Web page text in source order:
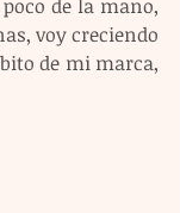
de la mano,
voy creciendo
de mi marca,